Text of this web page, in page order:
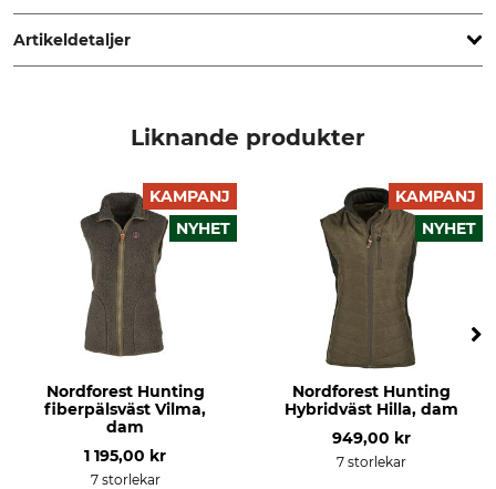
www.deerhunter.eu
Artikeldetaljer
100% Polyester
40 °C kulörtvätt
Blekning
Får inte blekas
Torkning
Får inte torkas i torktumlare
Strykning
Stryk inte
Professionell textilvård
Torrengör inte
mellan
Egenskaper
lågt ljud
Liknande produkter
KAMPANJ
NYHET
Nordforest Hunting
fiberpälsväst Vilma,
dam
1 195,00 kr
7 storlekar
KAMPANJ
NYHET
Nordforest Hunting
Hybridväst Hilla, dam
949,00 kr
7 storlekar